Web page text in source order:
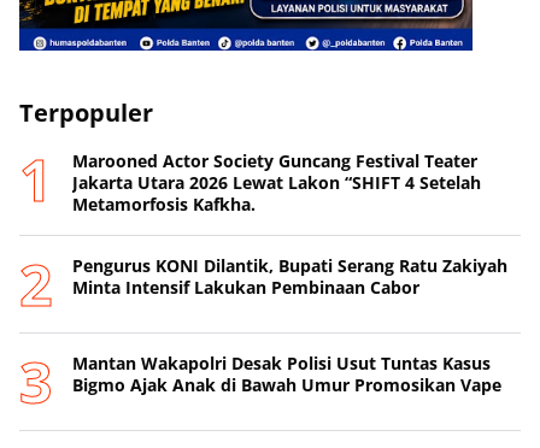
Terpopuler
Marooned Actor Society Guncang Festival Teater
Jakarta Utara 2026 Lewat Lakon “SHIFT 4 Setelah
Metamorfosis Kafkha.
Pengurus KONI Dilantik, Bupati Serang Ratu Zakiyah
Minta Intensif Lakukan Pembinaan Cabor
Mantan Wakapolri Desak Polisi Usut Tuntas Kasus
Bigmo Ajak Anak di Bawah Umur Promosikan Vape